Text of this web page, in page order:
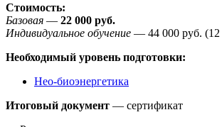
Стоимость:
Базовая — 22 000 руб.
Индивидуальное обучение — 44 000 руб. (12
Необходимый уровень подготовки:
Нео-биоэнергетика
Итоговый документ — сертификат